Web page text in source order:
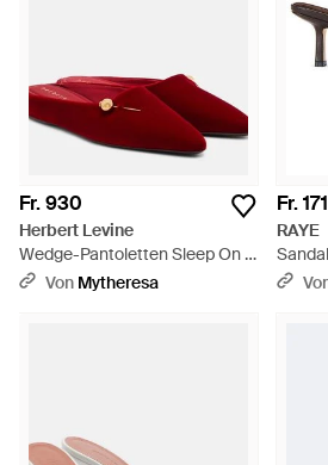
Fr. 930
Herbert Levine
Wedge-Pantoletten Sleep On It
Aus Samt - Rot
Von Mytheresa
Fr. 171
RAYE